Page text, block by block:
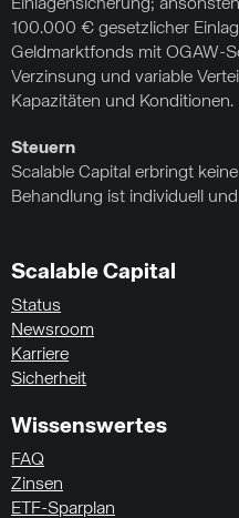
Einlagensicherung;
100.000 € gesetzlicher
Geldmarktfonds mit OGAW-
Verzinsung und variable
Kapazitäten und Konditionen.
Steuern
Scalable Capital erbringt
Behandlung ist individuell
Scalable Capital
Status
Newsroom
Karriere
Sicherheit
Wissenswertes
FAQ
Zinsen
ETF-Sparplan